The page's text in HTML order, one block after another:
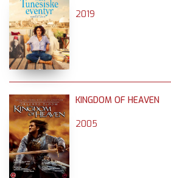
2019
KINGDOM OF HEAVEN
2005